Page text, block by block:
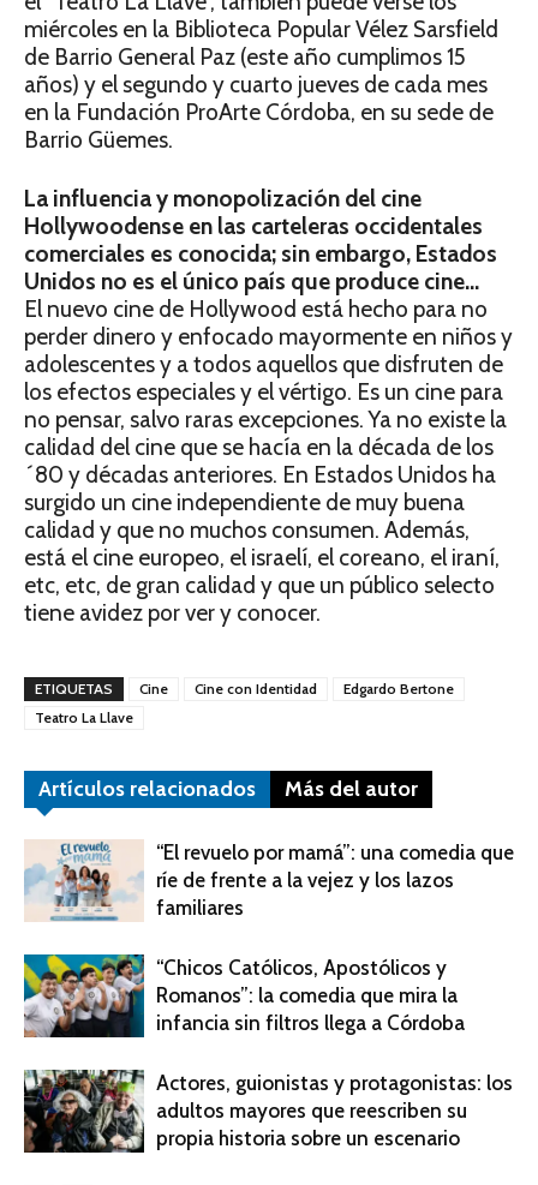
miércoles en la Biblioteca Popular Vélez Sarsfield
de Barrio General Paz (este año cumplimos 15
años) y el segundo y cuarto jueves de cada mes
en la Fundación ProArte Córdoba, en su sede de
Barrio Güemes.
La influencia y monopolización del cine
Hollywoodense en las carteleras occidentales
comerciales es conocida; sin embargo, Estados
Unidos no es el único país que produce cine…
El nuevo cine de Hollywood está hecho para no
perder dinero y enfocado mayormente en niños y
adolescentes y a todos aquellos que disfruten de
los efectos especiales y el vértigo. Es un cine para
no pensar, salvo raras excepciones. Ya no existe la
calidad del cine que se hacía en la década de los
´80 y décadas anteriores. En Estados Unidos ha
surgido un cine independiente de muy buena
calidad y que no muchos consumen. Además,
está el cine europeo, el israelí, el coreano, el iraní,
etc, etc, de gran calidad y que un público selecto
tiene avidez por ver y conocer.
ETIQUETAS Cine Cine con Identidad
Edgardo Bertone
Teatro La Llave
Artículos relacionados Más del autor
“El revuelo por mamá”: una comedia que
ríe de frente a la vejez y los lazos
familiares
“Chicos Católicos, Apostólicos y
Romanos”: la comedia que mira la
infancia sin filtros llega a Córdoba
Actores, guionistas y protagonistas: los
adultos mayores que reescriben su
propia historia sobre un escenario